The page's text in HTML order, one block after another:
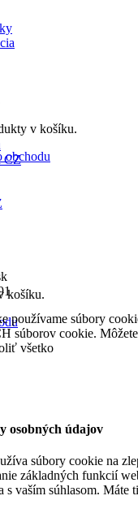
v košíku.
obchodu
košíku.
CZ
používame súbory
súborov cookie.
všetko
osobných údajov
súbory cookie na
základných funkcií
s vaším súhlasom.